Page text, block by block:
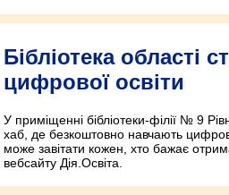
Бібліотека області
цифрової освіти
У приміщенні бібліотеки-філії № 9
хаб, де безкоштовно навчають
може завітати кожен, хто бажає
вебсайту Дія.Освіта.